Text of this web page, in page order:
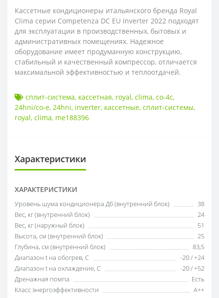
Кассетные кондиционеры итальянского бренда Royal
Clima серии Competenza DC EU Inverter 2022 подходят
для эксплуатации в производственных, бытовых и
административных помещениях. Надежное
оборудование имеет продуманную конструкцию,
стабильный и качественный компрессор, отличается
максимальной эффективностью и теплоотдачей.
сплит-система, кассетная, royal, clima, co-4c,
24hni/co-e, 24hni, inverter, кассетные, сплит-системы,
royal, clima, me188396
Характеристики
ХАРАКТЕРИСТИКИ
Уровень шума кондиционера Дб (внутренний блок)
38
Вес, кг (внутренний блок)
24
Вес, кг (наружный блок)
51
Высота, см (внутренний блок)
25
Глубина, см (внутренний блок)
83,5
Диапазон t на обогрев, С
-20 / +24
Диапазон t на охлаждение, С
-20 / +52
Дренажная помпа
Есть
Класс энергоэффективности
A++